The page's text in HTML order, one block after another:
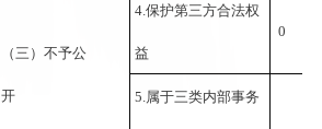
（三）不予公
开
4.保护第三方合法权
益
0
5.属于三类内部事务